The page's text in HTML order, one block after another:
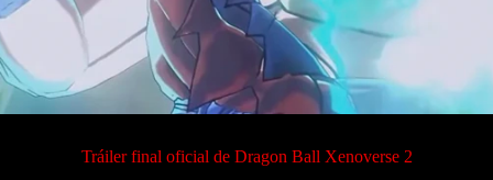
Tráiler final oficial de Dragon Ball Xenoverse 2